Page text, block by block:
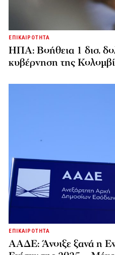
ΕΠΙΚΑΙΡΟΤΗΤΑ
ΗΠΑ: Βοήθεια 1 δισ.
κυβέρνηση της
ΕΠΙΚΑΙΡΟΤΗΤΑ
ΑΑΔΕ: Άνοιξε ξανά η